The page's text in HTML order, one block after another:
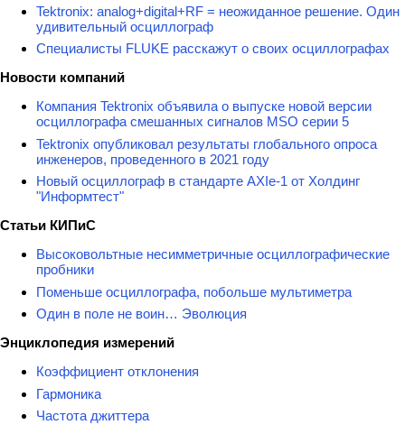
Tektronix: analog+digital+RF = неожиданное решение. Один
удивительный осциллограф
Специалисты FLUKE расскажут о своих осциллографах
Новости компаний
Компания Tektronix объявила о выпуске новой версии
осциллографа смешанных сигналов MSO серии 5
Tektronix опубликовал результаты глобального опроса
инженеров, проведенного в 2021 году
Новый осциллограф в стандарте AXIe-1 от Холдинг
"Информтест"
Статьи КИПиС
Высоковольтные несимметричные осциллографические
пробники
Поменьше осциллографа, побольше мультиметра
Один в поле не воин… Эволюция
Энциклопедия измерений
Коэффициент отклонения
Гармоника
Частота джиттера